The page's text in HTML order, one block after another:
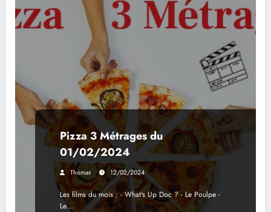
Pizza 3 Métrages du
01/02/2024
Thomas 12/02/2024
Les films du mois : - What's Up Doc ? - Le Poulpe -
Le…